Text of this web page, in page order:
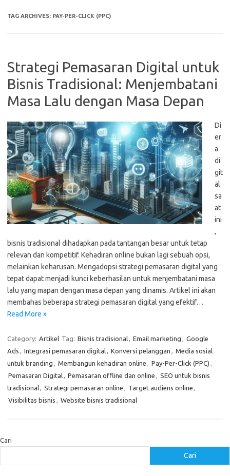
TAG ARCHIVES: PAY-PER-CLICK (PPC)
Strategi Pemasaran Digital untuk
Bisnis Tradisional: Menjembatani
Masa Lalu dengan Masa Depan
Di
er
a
di
git
al
sa
at
ini
,
bisnis tradisional dihadapkan pada tantangan besar untuk tetap
relevan dan kompetitif. Kehadiran online bukan lagi sebuah opsi,
melainkan keharusan. Mengadopsi strategi pemasaran digital yang
tepat dapat menjadi kunci keberhasilan untuk menjembatani masa
lalu yang mapan dengan masa depan yang dinamis. Artikel ini akan
membahas beberapa strategi pemasaran digital yang efektif…
Read More »
Category: Artikel Tag: Bisnis tradisional, Email marketing , Google
Ads , Integrasi pemasaran digital, Konversi pelanggan , Media sosial
untuk branding , Membangun kehadiran online , Pay-Per-Click (PPC) ,
Pemasaran Digital, Pemasaran offline dan online , SEO untuk bisnis
tradisional, Strategi pemasaran online , Target audiens online ,
Visibilitas bisnis , Website bisnis tradisional
Cari
Cari